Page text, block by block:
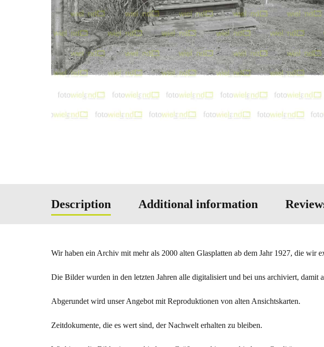
Description Additional information
Wir haben ein Archiv mit mehr als 2000 alten Glasplatten ab dem Jahr 1927, die wir
Die Bilder wurden in den letzten Jahren alle digitalisiert und bei uns archiviert,
Abgerundet wird unser Angebot mit Reproduktionen von alten Ansichtskarten.
Zeitdokumente, die es wert sind, der Nachwelt erhalten zu bleiben.